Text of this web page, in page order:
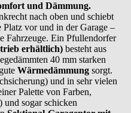
und Dämmung.
nach oben und schiebt
Platz vor und in der Garage –
Fahrzeuge. Ein Pfullendorfer
erhältlich) besteht aus
40 mm starken
Wärmedämmung sorgt.
und in sehr vielen
Palette von Farben,
sogar schicken